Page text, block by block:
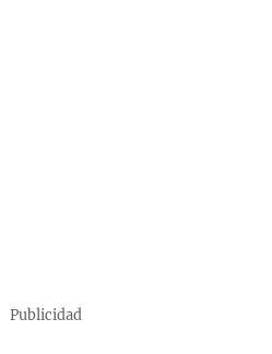
Publicidad